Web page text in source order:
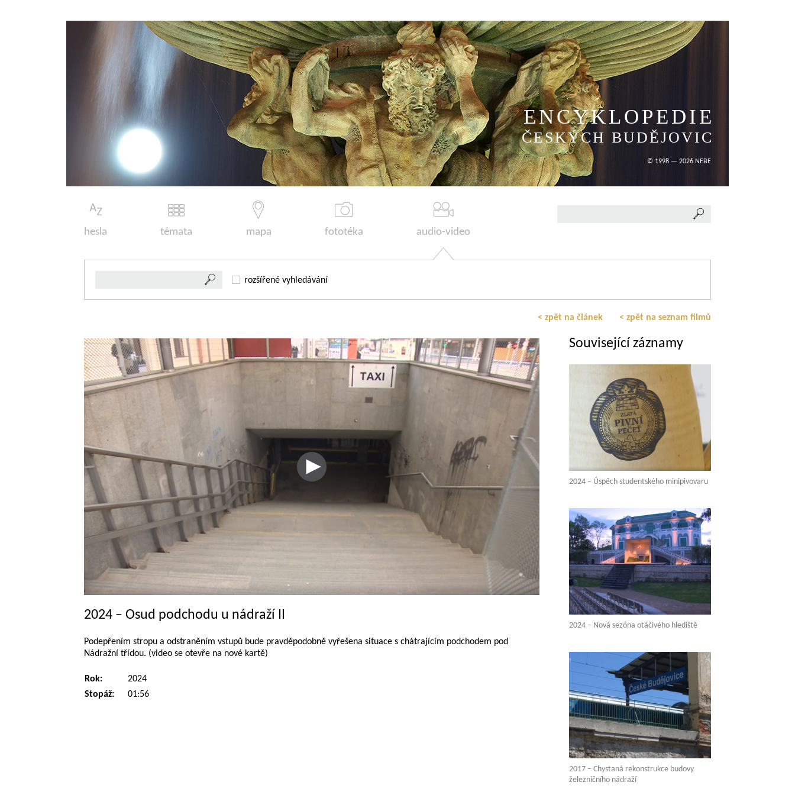
ENCYKLOPEDIE
ČESKÝCH BUDĚJOVIC
© 1998 — 2026 NEBE
hesla témata mapa fototéka audio-video
rozšířené vyhledávání
< zpět na článek < zpět na seznam filmů
2024 – Osud podchodu u nádraží II
Podepřením stropu a odstraněním vstupů bude pravděpodobně vyřešena situace s chátrajícím podchodem pod
Nádražní třídou. (video se otevře na nové kartě)
Rok:
2024
Stopáž:
01:56
Související záznamy
2024 – Úspěch studentského minipivovaru
2024 – Nová sezóna otáčivého hlediště
2017 – Chystaná rekonstrukce budovy
železničního nádraží